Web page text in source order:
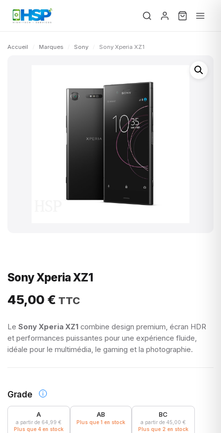
Accueil Marques Sony Sony Xperia XZ1
Sony Xperia XZ1
45,00€
Le Sony Xperia XZ1 combine design premium, écran HDR
et performances puissantes pour une expérience fluide,
idéale pour le multimédia, le gaming et la photographie.
Grade
A
a partir de 64,99 €
Plus que 4 en stock
AB
Plus que 1 en stock
BC
a partir de 45,00 €
Plus que 2 en stock